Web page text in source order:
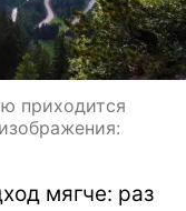
приходится
мягче: раз